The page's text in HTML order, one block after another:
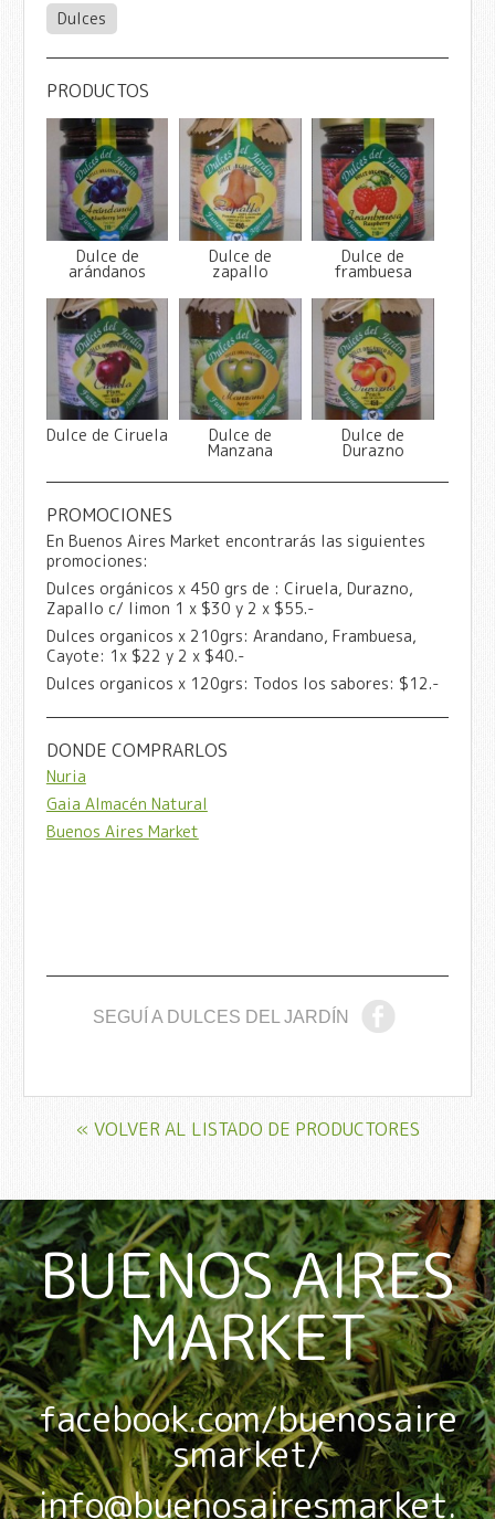
Dulces
PRODUCTOS
Dulce de
arándanos
Dulce de
zapallo
Dulce de
frambuesa
Dulce de Ciruela Dulce de
Manzana
Dulce de
Durazno
PROMOCIONES
En Buenos Aires Market encontrarás las siguientes
promociones:
Dulces orgánicos x 450 grs de : Ciruela, Durazno,
Zapallo c/ limon 1 x $30 y 2 x $55.-
Dulces organicos x 210grs: Arandano, Frambuesa,
Cayote: 1x $22 y 2 x $40.-
Dulces organicos x 120grs: Todos los sabores: $12.-
DONDE COMPRARLOS
Nuria
Gaia Almacén Natural
Buenos Aires Market
SEGUÍ A DULCES DEL JARDÍN
« VOLVER AL LISTADO DE PRODUCTORES
BUENOS AIRES
MARKET
facebook.com/buenosaire
smarket/
info@buenosairesmarket.